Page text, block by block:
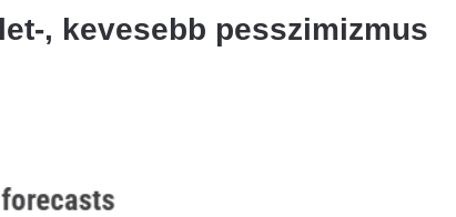
, kevesebb pesszimizmus